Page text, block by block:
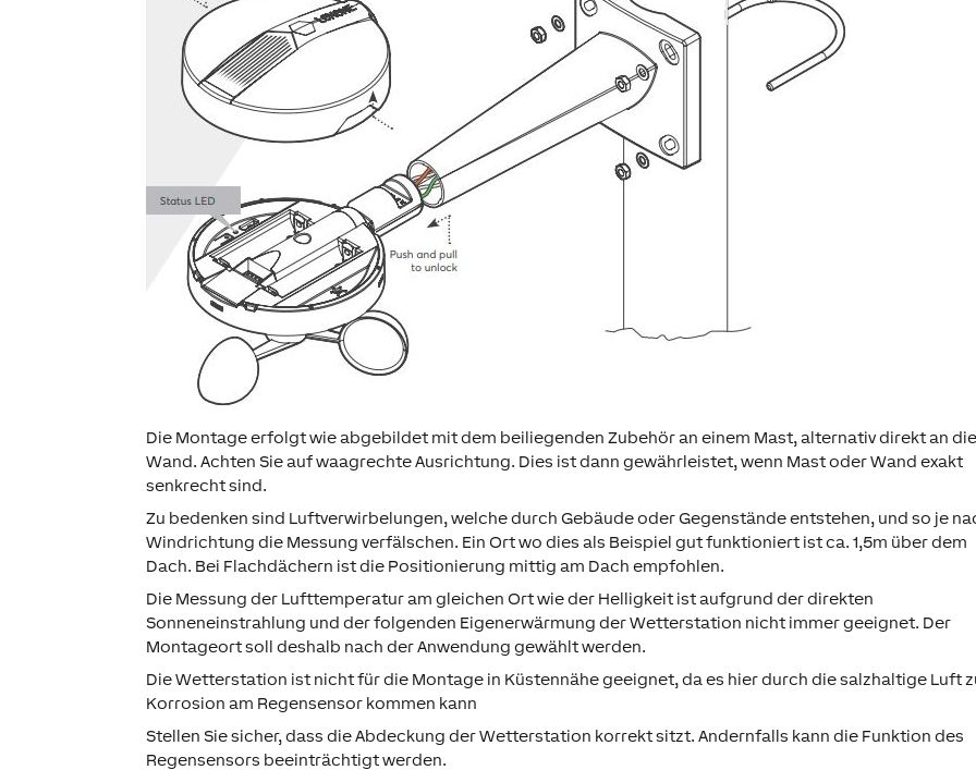
Die Montage erfolgt wie abgebildet mit dem beiliegenden Zubehör an einem Mast, alternativ direkt an
Wand. Achten Sie auf waagrechte Ausrichtung. Dies ist dann gewährleistet, wenn Mast oder Wand exakt
senkrecht sind.
Zu bedenken sind Luftverwirbelungen, welche durch Gebäude oder Gegenstände entstehen, und so je
Windrichtung die Messung verfälschen. Ein Ort wo dies als Beispiel gut funktioniert ist ca. 1,5m über dem
Dach. Bei Flachdächern ist die Positionierung mittig am Dach empfohlen.
Die Messung der Lufttemperatur am gleichen Ort wie der Helligkeit ist aufgrund der direkten
Sonneneinstrahlung und der folgenden Eigenerwärmung der Wetterstation nicht immer geeignet. Der
Montageort soll deshalb nach der Anwendung gewählt werden.
Die Wetterstation ist nicht für die Montage in Küstennähe geeignet, da es hier durch die salzhaltige Luft
Korrosion am Regensensor kommen kann
Stellen Sie sicher, dass die Abdeckung der Wetterstation korrekt sitzt. Andernfalls kann die Funktion des
Regensensors beeinträchtigt werden.